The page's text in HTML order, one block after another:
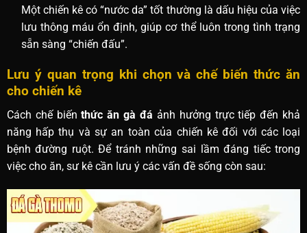
Một chiến kê có “nước da” tốt thường là dấu hiệu của việc
lưu thông máu ổn định, giúp cơ thể luôn trong tình trạng
sẵn sàng “chiến đấu”.
Lưu ý quan trọng khi chọn và chế biến thức ăn
cho chiến kê
Cách chế biếnthức ăn gà đá ảnh hưởng trực tiếp đến khả
năng hấp thụ và sự an toàn của chiến kê đối với các loại
bệnh đường ruột. Để tránh những sai lầm đáng tiếc trong
việc cho ăn, sư kê cần lưu ý các vấn đề sống còn sau: